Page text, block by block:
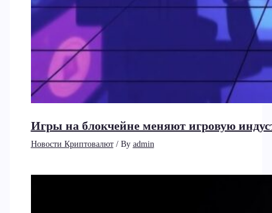
Игры на блокчейне меняют игровую
Новости Криптовалют/ By admin